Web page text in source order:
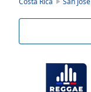
Current